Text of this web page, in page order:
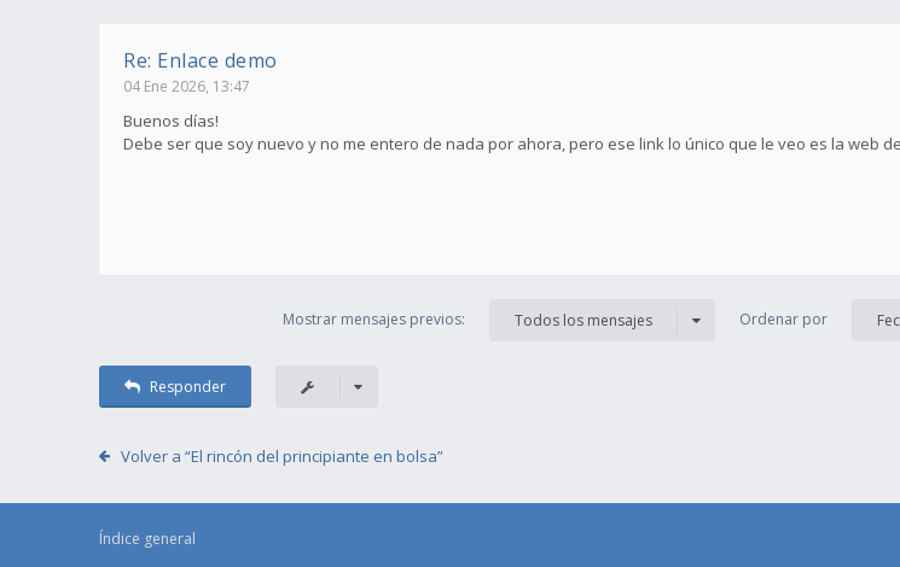
Re: Enlace demo
04 Ene 2026, 13:47
Buenos días!
Debe ser que soy nuevo y no me entero de nada por ahora, pero ese link lo único que le veo es la web
Mostrar mensajes previos: Todos los mensajes Ordenar por
Responder
Volver a “El rincón del principiante en bolsa”
Índice general